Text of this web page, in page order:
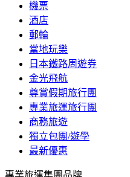
機票
酒店
郵輪
當地玩樂
日本鐵路周遊券
金光飛航
尊賞假期旅行團
專業旅運旅行團
商務旅遊
獨立包團/遊學
最新優惠
專業旅運集團品牌